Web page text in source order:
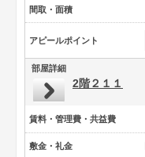
間取・面積
アピールポイント
部屋詳細
2階２１１
賃料・管理費・共益費
敷金・礼金